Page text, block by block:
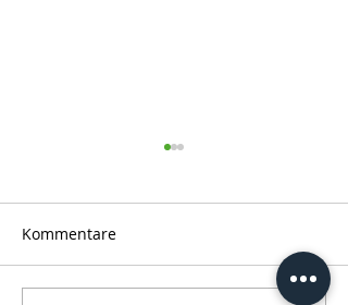
Kommentare